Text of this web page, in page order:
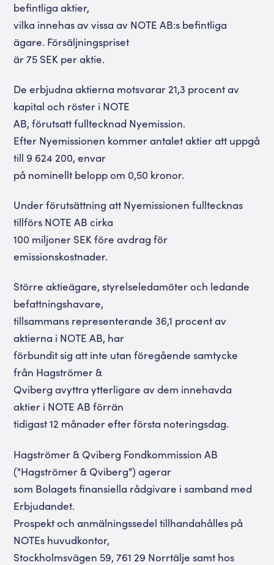
befintliga aktier,
vilka innehas av vissa av NOTE AB:s befintliga
ägare. Försäljningspriset
är 75 SEK per aktie.
De erbjudna aktierna motsvarar 21,3 procent av
kapital och röster i NOTE
AB, förutsatt fulltecknad Nyemission.
Efter Nyemissionen kommer antalet aktier att uppgå
till 9 624 200, envar
på nominellt belopp om 0,50 kronor.
Under förutsättning att Nyemissionen fulltecknas
tillförs NOTE AB cirka
100 miljoner SEK före avdrag för
emissionskostnader.
Större aktieägare, styrelseledamöter och ledande
befattningshavare,
tillsammans representerande 36,1 procent av
aktierna i NOTE AB, har
förbundit sig att inte utan föregående samtycke
från Hagströmer &
Qviberg avyttra ytterligare av dem innehavda
aktier i NOTE AB förrän
tidigast 12 månader efter första noteringsdag.
Hagströmer & Qviberg Fondkommission AB
("Hagströmer & Qviberg") agerar
som Bolagets finansiella rådgivare i samband med
Erbjudandet.
Prospekt och anmälningssedel tillhandahålles på
NOTEs huvudkontor,
Stockholmsvägen 59, 761 29 Norrtälje samt hos